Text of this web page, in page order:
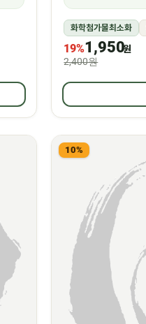
화학첨가물최소화
19%1,950원
2,400원
10%